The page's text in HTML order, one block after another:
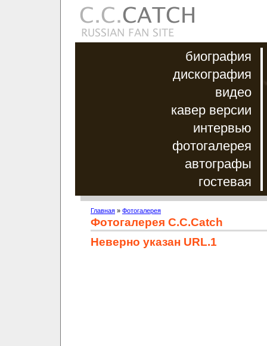
биография
дискография
видео
кавер версии
интервью
фотогалерея
автографы
гостевая
Главная » Фотогалерея
Фотогалерея C.C.Catch
Неверно указан URL.1